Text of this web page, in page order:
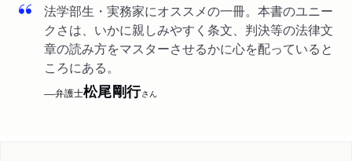
法学部生・実務家にオススメの一冊。本書のユニー
クさは、いかに親しみやすく条文、判決等の法律文
章の読み方をマスターさせるかに心を配っていると
ころにある。
──弁護士松尾剛行さん